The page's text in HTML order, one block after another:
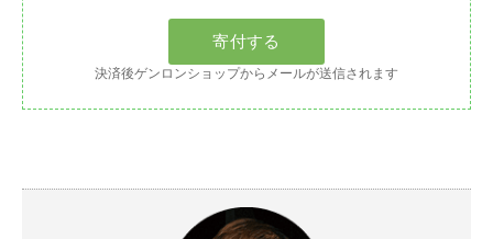
決済後ゲンロンショップからメールが送信されます